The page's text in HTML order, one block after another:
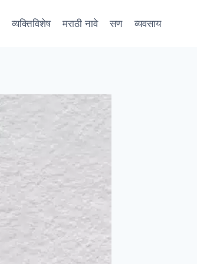
व्यक्तिविशेष मराठी नावे सण व्यवसाय